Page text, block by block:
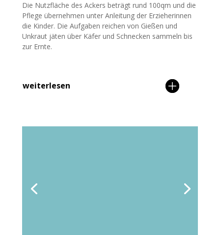
Die Nutzfläche des Ackers beträgt rund 100qm und die
Pflege übernehmen unter Anleitung der Erzieherinnen
die Kinder. Die Aufgaben reichen von Gießen und
Unkraut jäten über Käfer und Schnecken sammeln bis
zur Ernte.
weiterlesen